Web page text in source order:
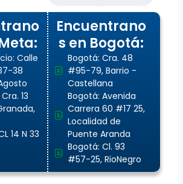
Calle
38
13
14 N 33
Encuentrano
s en Bogotá:
Bogotá: Cra. 48
#95-79, Barrio -
Castellana
Bogotá: Avenida
Carrera 60 #17 25,
Localidad de
Puente Aranda
Bogotá: Cl. 93
#57-25, RioNegro